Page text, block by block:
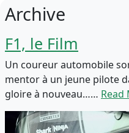
Archive
F1, le Film
Un coureur automobile
mentor à un jeune pilote
gloire à nouveau…… Read